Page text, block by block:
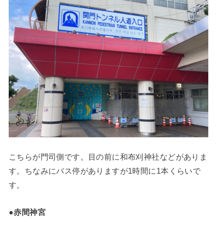
こちらが門司側です。目の前に和布刈神社などがありま
す。ちなみにバス停がありますが1時間に1本くらいで
す。
●赤間神宮